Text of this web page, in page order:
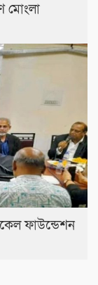
মোংলা
ফাউন্ডেশন